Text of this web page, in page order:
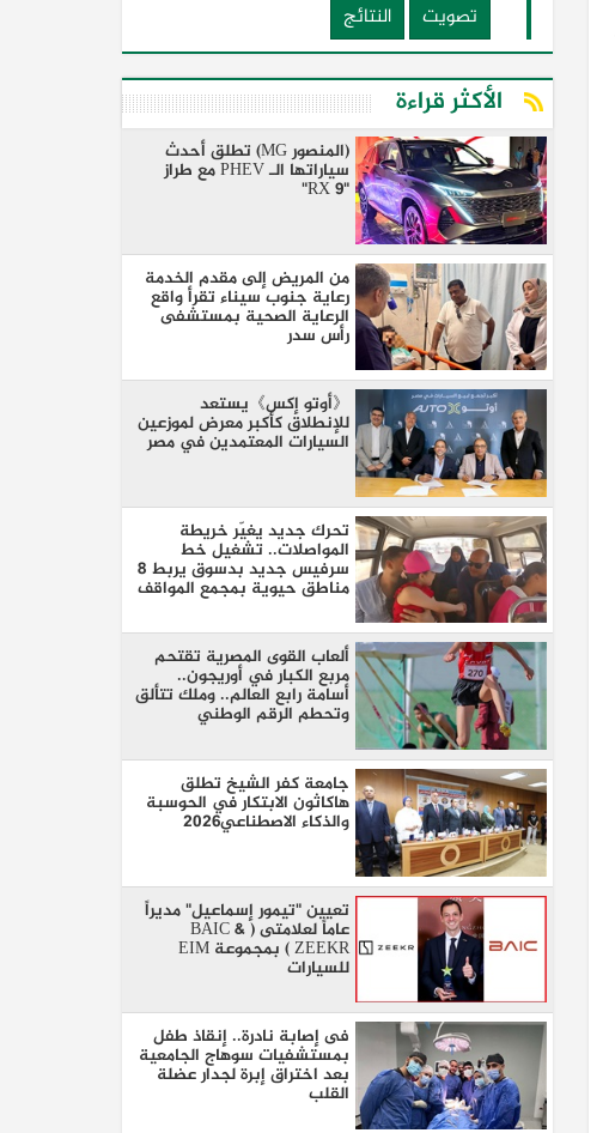
تصويت
النتائج
الأكثر قراءة
(المنصور MG) تطلق أحدث
سياراتها الـ PHEV مع طراز
"RX 9"
من المريض إلى مقدم الخدمة
رعاية جنوب سيناء تقرأ واقع
الرعاية الصحية بمستشفى
رأس سدر
《أوتو إكس》يستعد
للإنطلاق كأكبر معرض لموزعين
السيارات المعتمدين في مصر
تحرك جديد يغيّر خريطة
المواصلات.. تشغيل خط
سرفيس جديد بدسوق يربط 8
مناطق حيوية بمجمع المواقف
ألعاب القوى المصرية تقتحم
مربع الكبار في أوريجون..
أسامة رابع العالم.. وملك تتألق
وتحطم الرقم الوطني
جامعة كفر الشيخ تطلق
هاكاثون الابتكار في الحوسبة
والذكاء الاصطناعي2026
تعيين "تيمور إسماعيل" مديراً
عاماً لعلامتى ( BAIC &
ZEEKR ) بمجموعة EIM
للسيارات
فى إصابة نادرة.. إنقاذ طفل
بمستشفيات سوهاج الجامعية
بعد اختراق إبرة لجدار عضلة
القلب